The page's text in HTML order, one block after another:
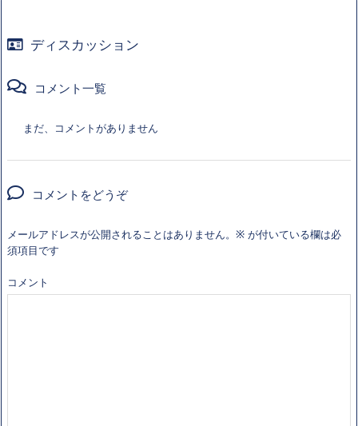
ディスカッション
コメント一覧
まだ、コメントがありません
コメントをどうぞ
メールアドレスが公開されることはありません。 ※ が付いている欄は必
須項目です
コメント